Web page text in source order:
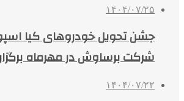
۱۴۰۴/۰۷/۲۵
جشن تحویل خودروهای کیا
شرکت برساوش در مهرماه
۱۴۰۴/۰۷/۲۲